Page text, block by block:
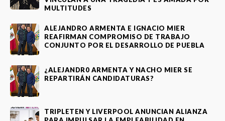
MULTITUDES
ALEJANDRO ARMENTA E IGNACIO MIER
REAFIRMAN COMPROMISO DE TRABAJO
CONJUNTO POR EL DESARROLLO DE PUEBLA
¿ALEJANDR0 ARMENTA Y NACHO MIER SE
REPARTIRÁN CANDIDATURAS?
TRIPLETEN Y LIVERPOOL ANUNCIAN ALIANZA